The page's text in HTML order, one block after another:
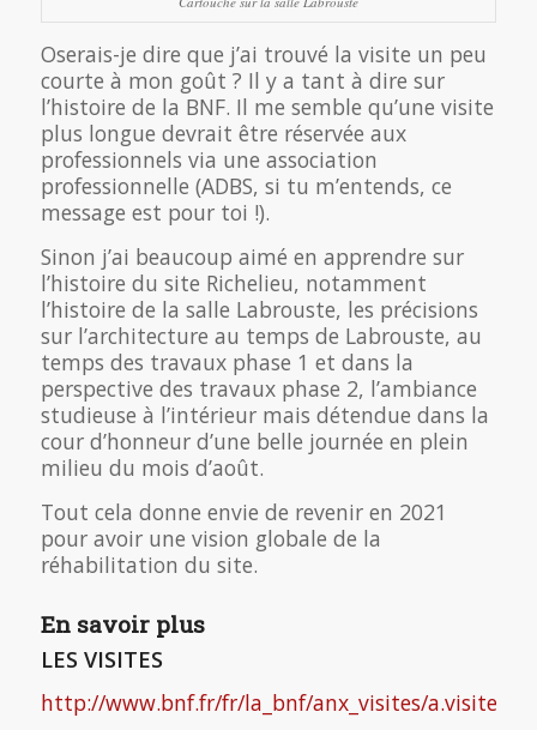
Oserais-je dire que j’ai trouvé la visite un peu
courte à mon goût ? Il y a tant à dire sur
l’histoire de la BNF. Il me semble qu’une visite
plus longue devrait être réservée aux
professionnels via une association
professionnelle (ADBS, si tu m’entends, ce
message est pour toi !).
Sinon j’ai beaucoup aimé en apprendre sur
l’histoire du site Richelieu, notamment
l’histoire de la salle Labrouste, les précisions
sur l’architecture au temps de Labrouste, au
temps des travaux phase 1 et dans la
perspective des travaux phase 2, l’ambiance
studieuse à l’intérieur mais détendue dans la
cour d’honneur d’une belle journée en plein
milieu du mois d’août.
Tout cela donne envie de revenir en 2021
pour avoir une vision globale de la
réhabilitation du site.
En savoir plus
LES VISITES
http://www.bnf.fr/fr/la_bnf/anx_visites/